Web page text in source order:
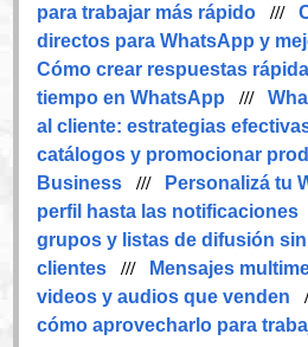
para trabajar más rápido///
directos para WhatsApp y
Cómo crear respuestas
tiempo en WhatsApp ///
al cliente: estrategias
catálogos y promocionar
Business///
Personalizá tu
perfil hasta las notificaciones
grupos y listas de difusión
clientes///
Mensajes
videos y audios que venden
cómo aprovecharlo para